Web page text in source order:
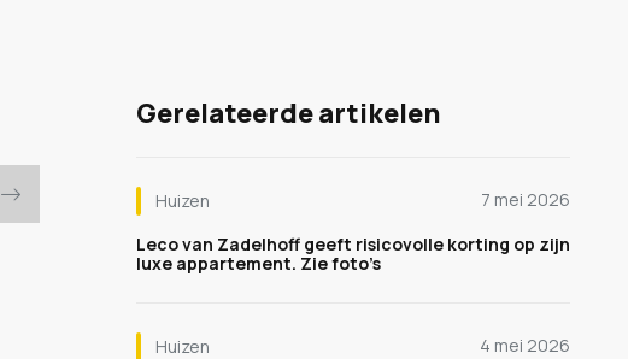
Gerelateerde artikelen
Huizen
7 mei 2026
Leco van Zadelhoff geeft risicovolle korting op zijn
luxe appartement. Zie foto’s
Huizen
4 mei 2026